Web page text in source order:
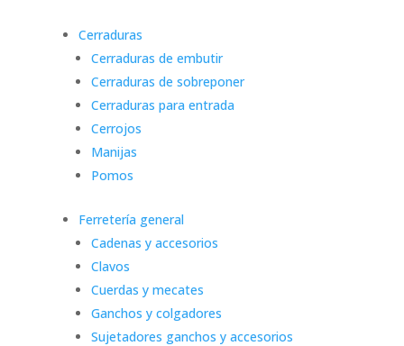
Cerraduras
Cerraduras de embutir
Cerraduras de sobreponer
Cerraduras para entrada
Cerrojos
Manijas
Pomos
Ferretería general
Cadenas y accesorios
Clavos
Cuerdas y mecates
Ganchos y colgadores
Sujetadores ganchos y accesorios